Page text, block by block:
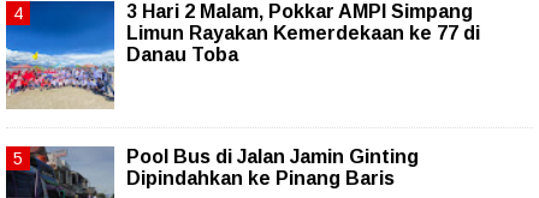
3 Hari 2 Malam, Pokkar AMPI Simpang
Limun Rayakan Kemerdekaan ke 77 di
Danau Toba
Pool Bus di Jalan Jamin Ginting
Dipindahkan ke Pinang Baris